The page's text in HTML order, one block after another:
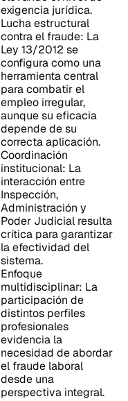
exigencia jurídica.
Lucha estructural
contra el fraude: La
Ley 13/2012 se
configura como una
herramienta central
para combatir el
empleo irregular,
aunque su eficacia
depende de su
correcta aplicación.
Coordinación
institucional: La
interacción entre
Inspección,
Administración y
Poder Judicial resulta
crítica para garantizar
la efectividad del
sistema.
Enfoque
multidisciplinar: La
participación de
distintos perfiles
profesionales
evidencia la
necesidad de abordar
el fraude laboral
desde una
perspectiva integral.